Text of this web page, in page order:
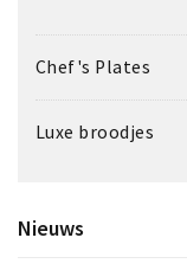
Chef's Plates
Luxe broodjes
Nieuws